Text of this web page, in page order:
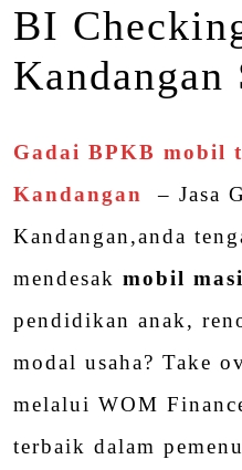
BI
Kandangan
Gadai BPKB mobil
Kandangan
– Jasa
Kandangan,anda
mendesak mobil
pendidikan anak,
modal usaha? Take
melalui WOM
terbaik dalam